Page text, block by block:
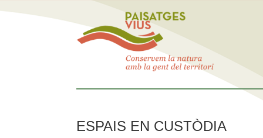
ESPAIS EN CUSTÒDIA